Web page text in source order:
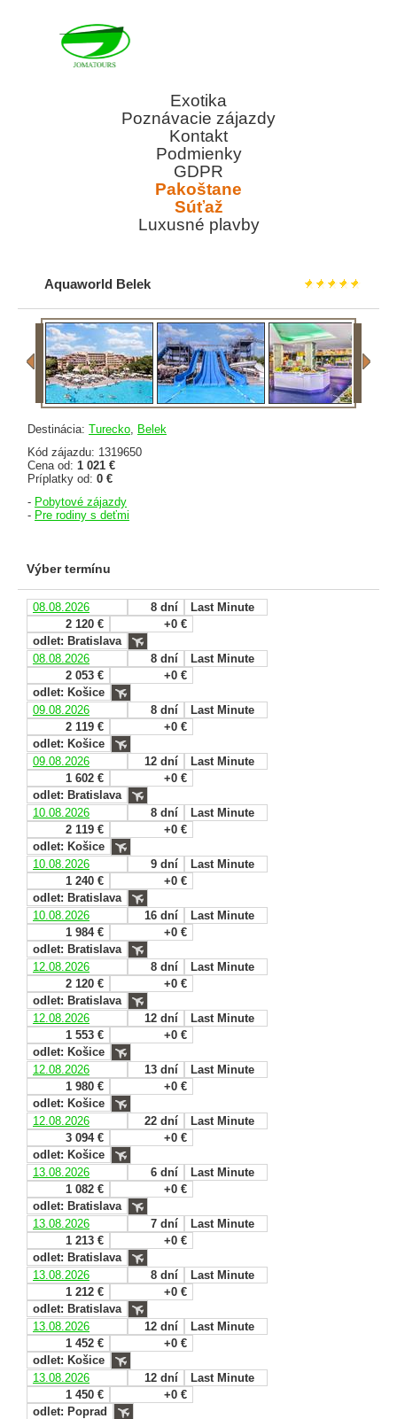
Exotika
Poznávacie zájazdy
Kontakt
Podmienky
GDPR
Pakoštane
Súťaž
Luxusné plavby
Aquaworld Belek
Destinácia: Turecko, Belek
Kód zájazdu: 1319650
Cena od: 1 021 €
Príplatky od: 0 €
- Pobytové zájazdy
- Pre rodiny s deťmi
Výber termínu
08.08.2026 8 dní
Last Minute
2 120 €
+0 €
odlet: Bratislava
08.08.2026
8 dní
Last Minute
2 053 €
+0 €
odlet: Košice
09.08.2026
8 dní
Last Minute
2 119 €
+0 €
odlet: Košice
09.08.2026
12 dní
Last Minute
1 602 €
+0 €
odlet: Bratislava
10.08.2026
8 dní
Last Minute
2 119 €
+0 €
odlet: Košice
10.08.2026
9 dní
Last Minute
1 240 €
+0 €
odlet: Bratislava
10.08.2026
16 dní
Last Minute
1 984 €
+0 €
odlet: Bratislava
12.08.2026
8 dní
Last Minute
2 120 €
+0 €
odlet: Bratislava
12.08.2026
12 dní
Last Minute
1 553 €
+0 €
odlet: Košice
12.08.2026
13 dní
Last Minute
1 980 €
+0 €
odlet: Košice
12.08.2026
22 dní
Last Minute
3 094 €
+0 €
odlet: Košice
13.08.2026
6 dní
Last Minute
1 082 €
+0 €
odlet: Bratislava
13.08.2026
7 dní
Last Minute
1 213 €
+0 €
odlet: Bratislava
13.08.2026
8 dní
Last Minute
1 212 €
+0 €
odlet: Bratislava
13.08.2026
12 dní
Last Minute
1 452 €
+0 €
odlet: Košice
13.08.2026
12 dní
Last Minute
1 450 €
+0 €
odlet: Poprad